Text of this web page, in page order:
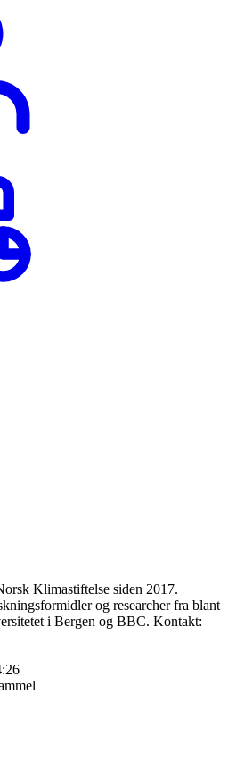
Klimastiftelse siden 2017.
og researcher fra blant
i Bergen og BBC. Kontakt: